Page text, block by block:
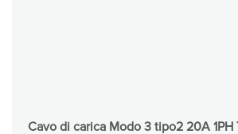
Cavo di carica Modo 3 tipo2 20A 1PH